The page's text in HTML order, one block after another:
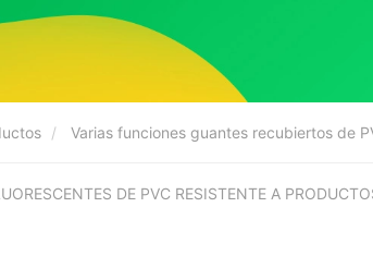
Varias funciones guantes recubiertos de
DE PVC RESISTENTE A